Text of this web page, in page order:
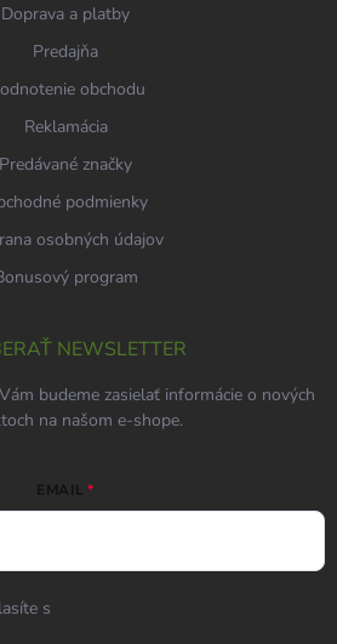
Doprava a platby
Predajňa
obchodu
Reklamácia
Predávané značky
podmienky
osobných údajov
program
NEWSLETTER
budeme zasielať informácie o nových
na našom e-shope.
EMAIL
s